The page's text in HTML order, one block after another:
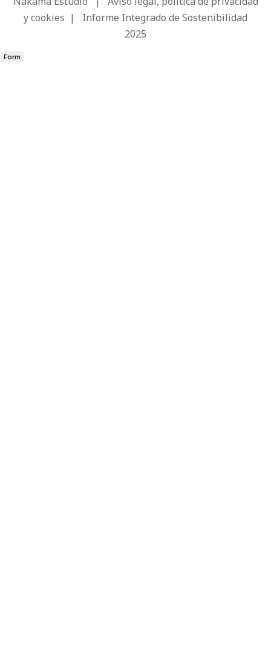
y cookies | Informe Integrado de Sostenibilidad
2025
Form